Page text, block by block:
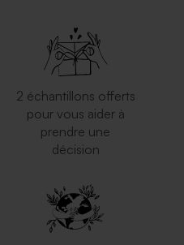
2 échantillons offerts
pour vous aider à
prendre une
décision